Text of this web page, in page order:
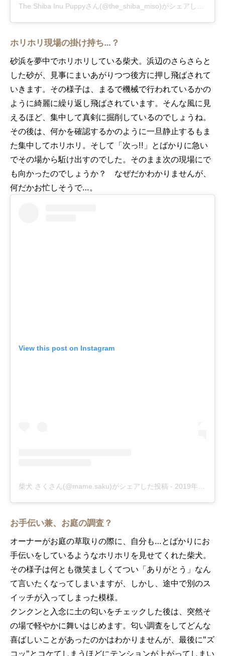
The Shiba Inu Puppyさん(@the_shiba_miso)がシェアした投稿
ホリホリ現場の掛け持ち…？
砂浜を夢中でホリホリしている柴犬。浜辺のさらさらと
した砂が、見事にまいあがりつつ後方に押し飛ばされて
いきます。その様子は、まるで機械で行われているかの
ように綺麗に繰り返し飛ばされています。そんな風に見
えるほど、集中して真剣に掘削しているのでしょうね。
その後は、何かを確認するかのように一旦静止するもま
た集中してホリホリ。そして「次っ!!」とばかりに急い
でその場から駈け出すのでした。そのまま次の現場にで
も向かったのでしょうか？ なぜだかわかりませんが、
何だかお忙しそうで…。
View this post on Instagram
柴犬 さくさん(@mame.saku)がシェアした投稿 - 2019年 1月月6日午前1時00分PST
お手伝い兼、お庭の調査？
オーナーがお庭の草取りの際に、自分も…とばかりにお
手伝いをしているようなホリホリを見せてくれた柴犬。
その様子は何とも微笑ましくてつい「ありがとう」なん
て言いたくなってしまいますが、しかし、途中で別のス
イッチが入ってしまった模様。
クンクンと入念に土の匂いをチェックした後は、突然そ
の場で軽やかに舞いはじめます。匂い調査をしてどんな
喜ばしいことがあったのかはわかりませんが、最後に"ズ
コッ"とコケてしまうほどにテンションが上がってしまい